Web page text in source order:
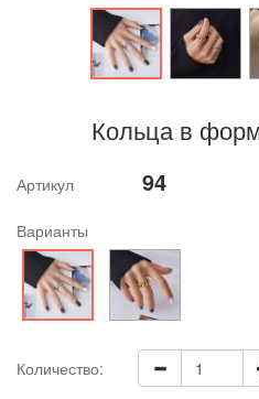
Кольца в
Артикул 94
Варианты
Количество: